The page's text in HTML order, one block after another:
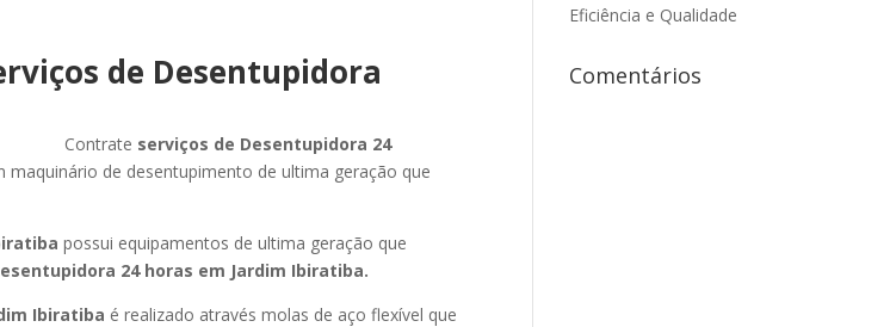
de Desentupidora
Contrate serviços de Desentupidora 24
maquinário de desentupimento de ultima geração que
possui equipamentos de ultima geração que
24 horas em Jardim Ibiratiba.
Ibiratiba é realizado através molas de aço flexível que
Eficiência e Qualidade
Comentários